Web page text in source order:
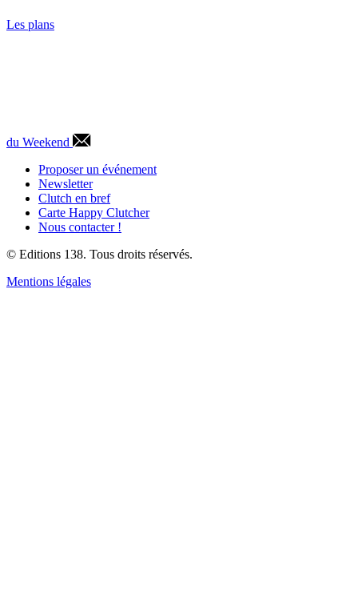
Les plans
du Weekend
Proposer un événement
Newsletter
Clutch en bref
Carte Happy Clutcher
Nous contacter !
© Editions 138. Tous droits réservés.
Mentions légales